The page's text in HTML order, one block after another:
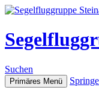
Suchen
Primäres Menü